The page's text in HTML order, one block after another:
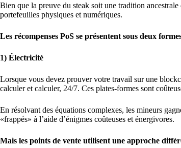
Bien que la preuve du steak soit une tradition
portefeuilles physiques et numériques.
Les récompenses PoS se présentent sous deux
1) Électricité
Lorsque vous devez prouver votre travail sur une
calculer et calculer, 24/7. Ces plates-formes sont
En résolvant des équations complexes, les mineurs
«frappés» à l’aide d’énigmes coûteuses et énergivores.
Mais les points de vente utilisent une approche